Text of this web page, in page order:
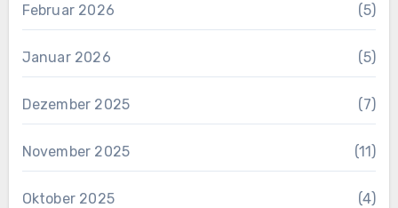
Februar 2026 (5)
Januar 2026 (5)
Dezember 2025 (7)
November 2025 (11)
Oktober 2025 (4)